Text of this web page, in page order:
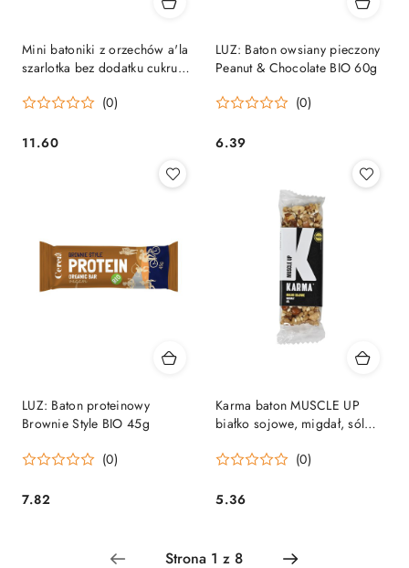
Mini batoniki z orzechów a'la
szarlotka bez dodatku cukru
(0)
Cena:
11.60
LUZ: Baton owsiany pieczony
Peanut & Chocolate BIO 60g
(0)
Cena:
6.39
LUZ: Baton proteinowy
Brownie Style BIO 45g
(0)
Cena:
7.82
Karma baton MUSCLE UP
białko sojowe, migdał, sól
40g
(0)
Cena:
5.36